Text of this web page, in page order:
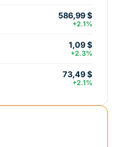
586,99 $
+2.1%
1,09 $
+2.3%
73,49 $
+2.1%